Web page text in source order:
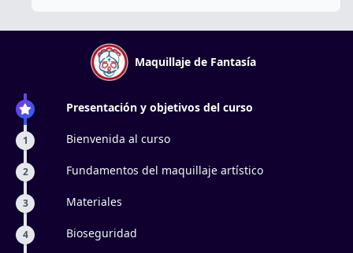
Maquillaje de Fantasía
Presentación y objetivos del curso
1 Bienvenida al curso
2 Fundamentos del maquillaje artístico
3 Materiales
4 Bioseguridad